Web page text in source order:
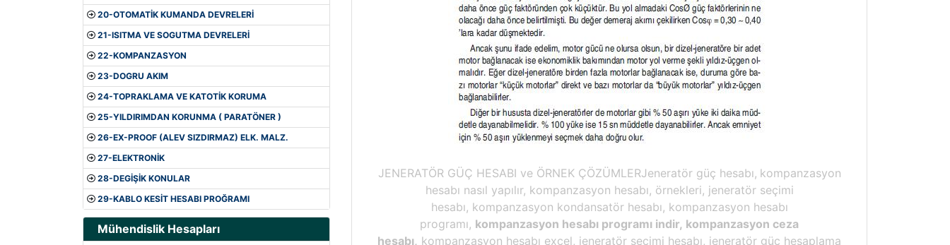
20-OTOMATİK KUMANDA DEVRELERİ
21-ISITMA VE SOGUTMA DEVRELERİ
22-KOMPANZASYON
23-DOGRU AKIM
24-TOPRAKLAMA VE KATOTİK KORUMA
25-YILDIRIMDAN KORUNMA ( PARATÖNER )
26-EX-PROOF (ALEV SIZDIRMAZ) ELK. MALZ.
27-ELEKTRONİK
28-DEGİŞİK KONULAR
29-KABLO KESİT HESABI PROĞRAMI
Mühendislik Hesapları
JENERATÖR GÜÇ HESABI ve ÖRNEK ÇÖZÜMLERJeneratör güç hesabı, kompanzasyon
hesabı nasıl yapılır, kompanzasyon hesabı, örnekleri, jeneratör seçimi
hesabı, kompanzasyon kondansatör hesabı, kompanzasyon hesabı
programı, kompanzasyon hesabı programı indir, kompanzasyon ceza
hesabı, kompanzasyon hesabı excel, jeneratör seçimi hesabı, jeneratör güç hesaplama